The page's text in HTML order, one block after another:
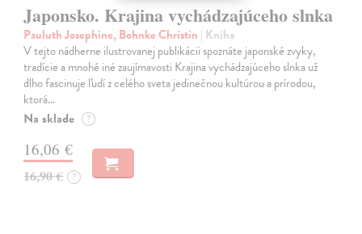
Japonsko. Krajina vychádzajúceho slnka
Pauluth Josephine, Bohnke Christin | Kniha
V tejto nádherne ilustrovanej publikácii spoznáte japonské zvyky,
tradície a mnohé iné zaujímavosti Krajina vychádzajúceho slnka už
dlho fascinuje ľudí z celého sveta jedinečnou kultúrou a prírodou,
ktorá…
Na sklade ?
16,06 €
16,90 € ?